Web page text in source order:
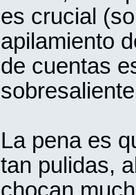
es crucial
apilamiento
de cuentas
La pena es
tan pulidas,
chocan